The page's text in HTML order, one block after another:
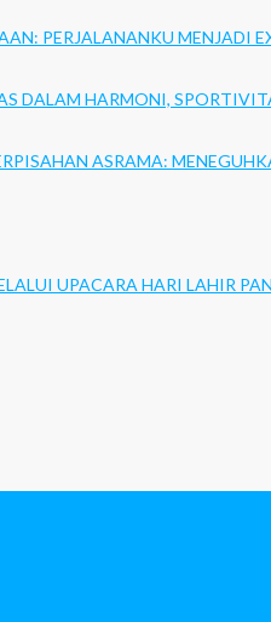
PERJALANANKU MENJADI
DALAM HARMONI,
ASRAMA:
UPACARA HARI LAHIR